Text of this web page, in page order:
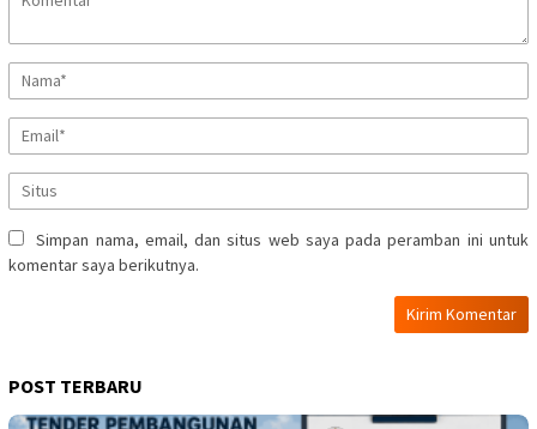
Simpan nama, email, dan situs web saya pada peramban ini untuk
komentar saya berikutnya.
POST TERBARU